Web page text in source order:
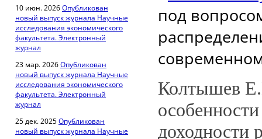
10 июн. 2026Опубликован
новый выпуск журнала Научные
исследования экономического
факультета. Электронный
журнал
23 мар. 2026Опубликован
новый выпуск журнала Научные
исследования экономического
факультета. Электронный
журнал
25 дек. 2025Опубликован
новый выпуск журнала Научные
под
Колтышев
доходности